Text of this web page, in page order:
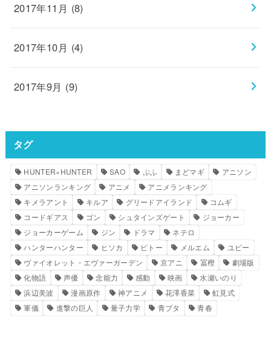
2017年11月 (8)
2017年10月 (4)
2017年9月 (9)
タグ
HUNTER×HUNTER SAO ぷふ まどマギ
アニソン
アニソンランキング
アニメ
アニメランキング
キメラアント
キルア グリードアイランド
コムギ
コードギアス
ゴン シュタインズゲート
ジョーカー
ジョーカーゲーム
ジン ドラマ
ネテロ
ハンターハンター
ヒソカ ピトー メルエム
ユピー
ヴァイオレット・エヴァーガーデン
京アニ 冨樫
劇場版
化物語
声優 念能力 感動 映画
水瀬いのり
浜辺美波
漫画原作 神アニメ 花澤香菜
虹見式
軍儀
進撃の巨人 量子力学 青ブタ 青春